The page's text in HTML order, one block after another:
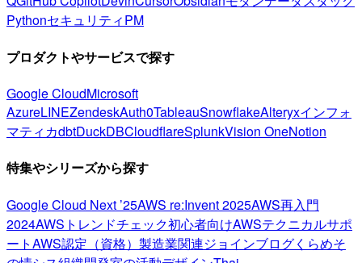
PythonセキュリティPM
プロダクトやサービスで探す
Google CloudMicrosoft
AzureLINEZendeskAuth0TableauSnowflakeAlteryxインフォ
マティカdbtDuckDBCloudflareSplunkVision OneNotion
特集やシリーズから探す
Google Cloud Next ’25AWS re:Invent 2025AWS再入門
2024AWSトレンドチェック初心者向けAWSテクニカルサポ
ートAWS認定（資格） 製造業関連ジョインブログくらめそ